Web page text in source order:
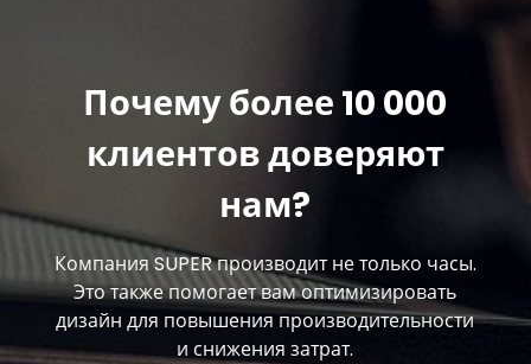
Почему более 10 000
клиентов доверяют
нам?
Компания SUPER производит не только часы.
Это также помогает вам оптимизировать
дизайн для повышения производительности
и снижения затрат.